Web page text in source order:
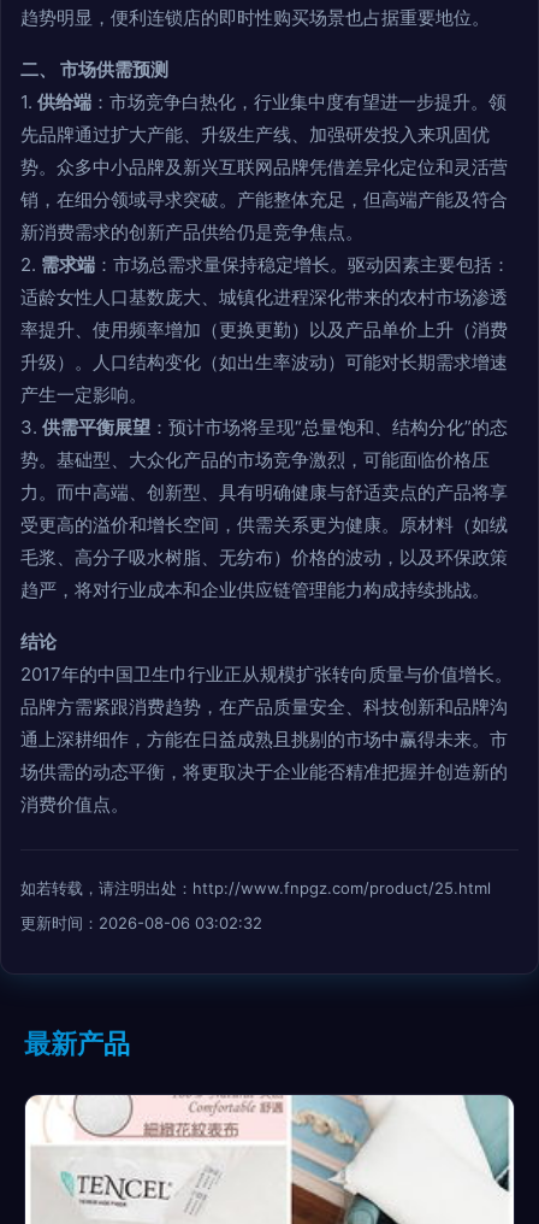
趋势明显，便利连锁店的即时性购买场景也占据重要地位。
二、 市场供需预测
1. 供给端 ：市场竞争白热化，行业集中度有望进一步提升。领
先品牌通过扩大产能、升级生产线、加强研发投入来巩固优
势。众多中小品牌及新兴互联网品牌凭借差异化定位和灵活营
销，在细分领域寻求突破。产能整体充足，但高端产能及符合
新消费需求的创新产品供给仍是竞争焦点。
2. 需求端 ：市场总需求量保持稳定增长。驱动因素主要包括：
适龄女性人口基数庞大、城镇化进程深化带来的农村市场渗透
率提升、使用频率增加（更换更勤）以及产品单价上升（消费
升级）。人口结构变化（如出生率波动）可能对长期需求增速
产生一定影响。
3. 供需平衡展望 ：预计市场将呈现“总量饱和、结构分化”的态
势。基础型、大众化产品的市场竞争激烈，可能面临价格压
力。而中高端、创新型、具有明确健康与舒适卖点的产品将享
受更高的溢价和增长空间，供需关系更为健康。原材料（如绒
毛浆、高分子吸水树脂、无纺布）价格的波动，以及环保政策
趋严，将对行业成本和企业供应链管理能力构成持续挑战。
结论
2017年的中国卫生巾行业正从规模扩张转向质量与价值增长。
品牌方需紧跟消费趋势，在产品质量安全、科技创新和品牌沟
通上深耕细作，方能在日益成熟且挑剔的市场中赢得未来。市
场供需的动态平衡，将更取决于企业能否精准把握并创造新的
消费价值点。
如若转载，请注明出处：http://www.fnpgz.com/product/25.html
更新时间：2026-08-06 03:02:32
最新产品